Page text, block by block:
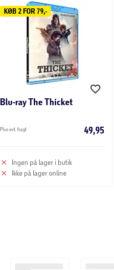
KØB 2 FOR 79,-
Blu-ray The Thicket
Plus evt. fragt 49,95
Ingen på lager i butik
Ikke på lager online